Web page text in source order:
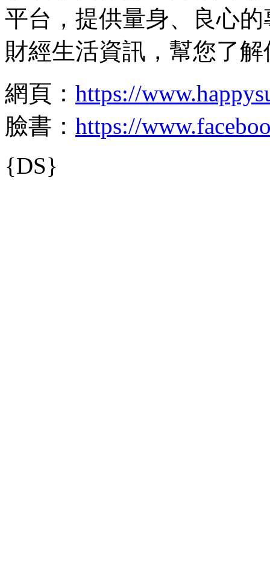
平台，提供量身、良心
財經生活資訊，幫您了
網頁： https://
臉書： https://
{DS}